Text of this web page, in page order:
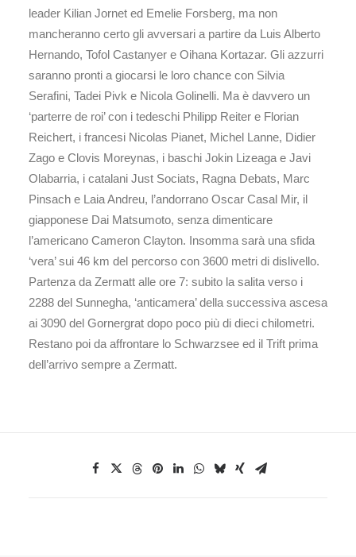
leader Kilian Jornet ed Emelie Forsberg, ma non
mancheranno certo gli avversari a partire da Luis Alberto
Hernando, Tofol Castanyer e Oihana Kortazar. Gli azzurri
saranno pronti a giocarsi le loro chance con Silvia
Serafini, Tadei Pivk e Nicola Golinelli. Ma è davvero un
‘parterre de roi’ con i tedeschi Philipp Reiter e Florian
Reichert, i francesi Nicolas Pianet, Michel Lanne, Didier
Zago e Clovis Moreynas, i baschi Jokin Lizeaga e Javi
Olabarria, i catalani Just Sociats, Ragna Debats, Marc
Pinsach e Laia Andreu, l’andorrano Oscar Casal Mir, il
giapponese Dai Matsumoto, senza dimenticare
l’americano Cameron Clayton. Insomma sarà una sfida
‘vera’ sui 46 km del percorso con 3600 metri di dislivello.
Partenza da Zermatt alle ore 7: subito la salita verso i
2288 del Sunnegha, ‘anticamera’ della successiva ascesa
ai 3090 del Gornergrat dopo poco più di dieci chilometri.
Restano poi da affrontare lo Schwarzsee ed il Trift prima
dell’arrivo sempre a Zermatt.